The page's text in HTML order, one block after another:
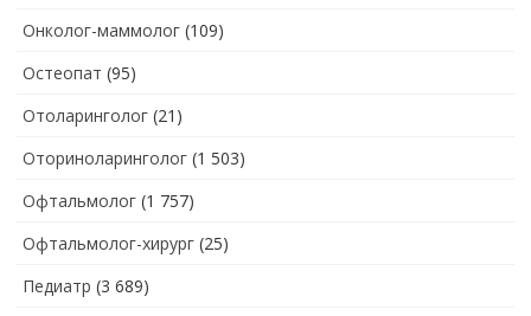
Онколог-маммолог (109)
Остеопат (95)
Отоларинголог (21)
Оториноларинголог (1 503)
Офтальмолог (1 757)
Офтальмолог-хирург (25)
Педиатр (3 689)